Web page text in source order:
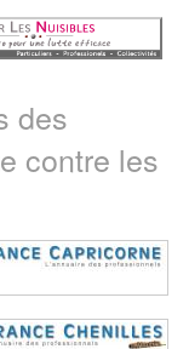
des
contre les